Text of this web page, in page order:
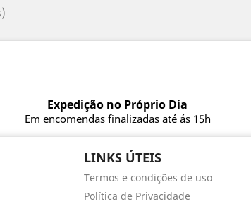
Expedição no Próprio Dia
Em encomendas finalizadas até ás 15h
LINKS ÚTEIS
Termos e condições de uso
Política de Privacidade